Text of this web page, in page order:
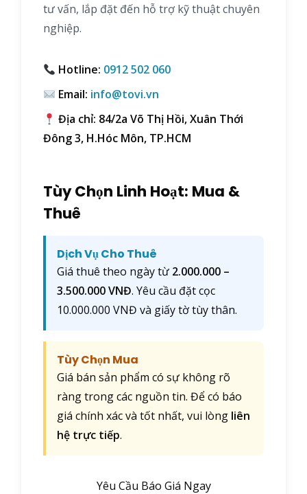
tư vấn, lắp đặt đến hỗ trợ kỹ thuật chuyên
nghiệp.
Hotline: 0912 502 060
Email: info@tovi.vn
Địa chỉ: 84/2a Võ Thị Hồi, Xuân Thới
Đông 3, H.Hóc Môn, TP.HCM
Tùy Chọn Linh Hoạt: Mua &
Thuê
Dịch Vụ Cho Thuê
Giá thuê theo ngày từ 2.000.000 –
3.500.000 VNĐ. Yêu cầu đặt cọc
10.000.000 VNĐ và giấy tờ tùy thân.
Tùy Chọn Mua
Giá bán sản phẩm có sự không rõ
ràng trong các nguồn tin. Để có báo
giá chính xác và tốt nhất, vui lòng liên
hệ trực tiếp.
Yêu Cầu Báo Giá Ngay